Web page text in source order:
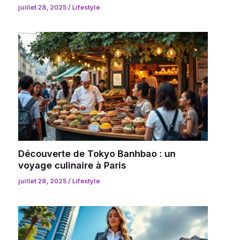
juillet 28, 2025 / Lifestyle
Découverte de Tokyo Banhbao : un
voyage culinaire à Paris
juillet 28, 2025/ Lifestyle